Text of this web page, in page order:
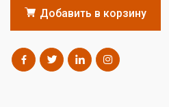
Добавить в корзину